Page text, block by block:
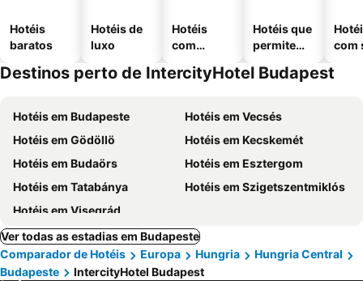
Hotéis
baratos
Hotéis de
luxo
Hotéis
com
Hotéis que
permitem
com
Destinos perto de IntercityHotel Budapest
Hotéis em Budapeste
Hotéis em Vecsés
Hotéis em Gödöllö
Hotéis em Kecskemét
Hotéis em Budaörs
Hotéis em Esztergom
Hotéis em Tatabánya
Hotéis em Szigetszentmiklós
Hotéis em Visegrád
Ver todas as estadias em Budapeste
Comparador de Hotéis
Europa Hungria
Hungria Central
Budapeste
IntercityHotel Budapest